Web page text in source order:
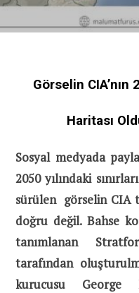
Görselin
Haritası
Sosyal medyada
2050 yılındaki
sürülen görselin CIA
doğru değil. Bahse
tanımlanan
tarafından
kurucusu George